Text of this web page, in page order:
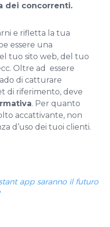
dei concorrenti.
e rifletta la tua
essere una
tuo sito web, del tuo
Oltre ad essere
di catturare
di riferimento, deve
. Per quanto
accattivante, non
d’uso dei tuoi clienti.
app saranno il futuro